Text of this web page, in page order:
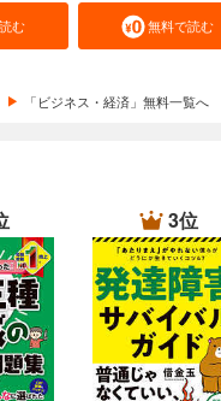
む 無料で読む
「ビジネス・経済」無料一覧へ
3位